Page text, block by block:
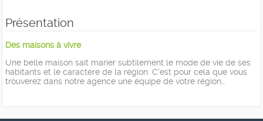
Présentation
Des maisons à vivre
Une belle maison sait marier subtilement le mode de vie de ses
habitants et le caractère de la région. C'est pour cela que vous
trouverez dans notre agence une équipe de votre région…